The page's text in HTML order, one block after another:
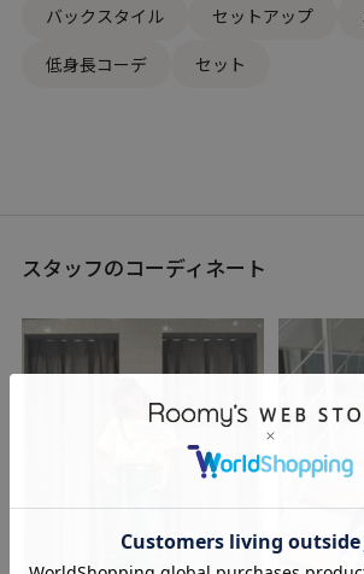
バックスタイル セットアップ
低身長コーデ
セット
スタッフのコーディネート